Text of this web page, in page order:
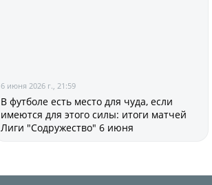
6 июня 2026 г., 21:59
В футболе есть место для чуда, если
имеются для этого силы: итоги матчей
Лиги "Содружество" 6 июня